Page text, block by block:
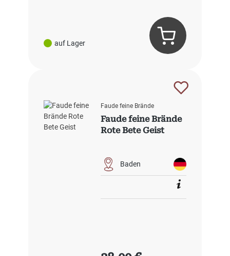
auf Lager
Faude feine Brände
Faude feine Brände
Rote Bete Geist
Baden
Regulärer Preis: